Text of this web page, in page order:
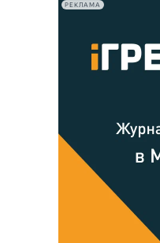
РЕКЛАМА